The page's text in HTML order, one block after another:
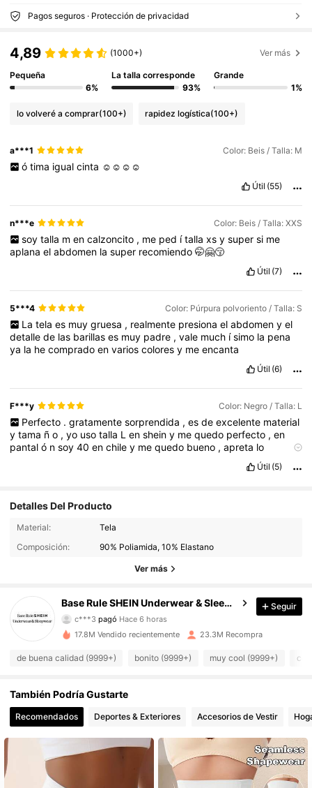
Pagos seguros · Protección de privacidad
4,89 (1000+) Ver más
Pequeña
6%
La talla corresponde
93%
Grande
1%
lo volveré a comprar(100+) rapidez logística(100+)
a***1 Color: Beis / Talla: M
ó tima igual cinta ☺️☺️☺️☺️
Útil (55)
n***e Color: Beis / Talla: XXS
soy talla m en calzoncito , me ped ítalla xs y super si me
aplanaelabdomen lasuper recomiendo🤭🤗😚
Útil (7)
5***4 Color: Púrpura polvoriento / Talla: S
La tela es muy gruesa , realmente presiona el abdomen y el
detallede las barillases muy padre ,vale much ísimo la pena
ya la hecompradoenvarioscoloresy meencanta
Útil (6)
F***y Color: Negro / Talla: L
Perfecto . gratamente sorprendida , es de excelente material
ytama ño ,yo usotalla Lensheiny mequedo perfecto ,en
pantaló nsoy40enchiley mequedo bueno ,apreta lo
pancita
qu éuso
unasemanaaChile
Útil (5)
Detalles Del Producto
Material:
Tela
Composición:
90% Poliamida, 10% Elastano
Ver más
Base Rule SHEIN Underwear & Sleepwear
4,93
1.1M Seguidores
c***3 pagó Hace 6 horas
4,93 1.1M Seguidores
4,93 1.1M Seguidores
1.1M Seguidores
Seguir
17.8M Vendido recientemente 23.3M Recompra
de buena calidad (9999+) bonito (9999+) muy cool (9999+)
También Podría Gustarte
Recomendados Deportes & Exteriores Accesorios de Vestir